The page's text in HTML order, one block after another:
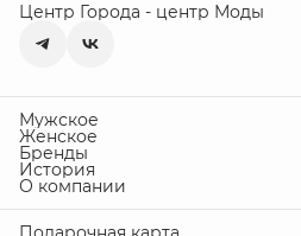
Центр Города - центр Моды
Мужское
Женское
Бренды
История
О компании